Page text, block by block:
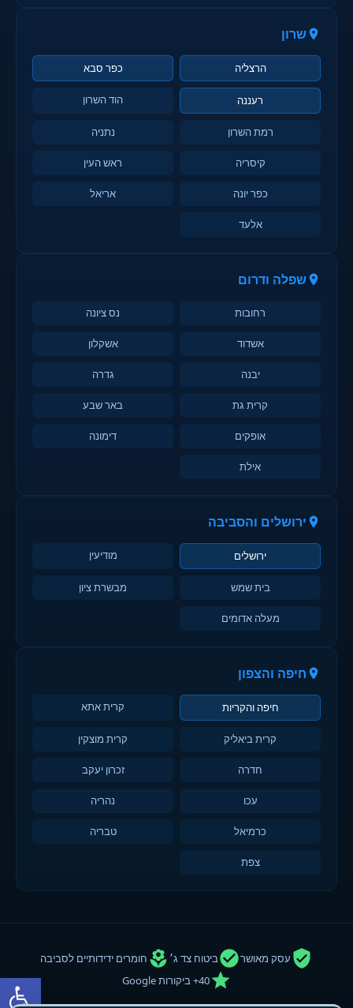
פתח
שרון
הרצליה כפר סבא
רעננה הוד השרון
רמת השרון נתניה
קיסריה ראש העין
כפר יונה אריאל
אלעד
שפלה ודרום
רחובות נס ציונה
אשדוד אשקלון
יבנה גדרה
קרית גת באר שבע
אופקים דימונה
אילת
ירושלים והסביבה
ירושלים מודיעין
בית שמש מבשרת ציון
מעלה אדומים
חיפה והצפון
חיפה והקריות קרית אתא
קרית ביאליק קרית מוצקין
חדרה זכרון יעקב
עכו נהריה
כרמיאל טבריה
צפת
עסק מאושר ביטוח צד ג׳
חומרים ידידותיים לסביבה
40+ ביקורות Google